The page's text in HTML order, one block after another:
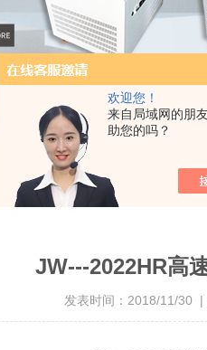
欢迎您！
来自局域网的朋
助您的吗？
JW---2022HR高
发表时间：2018/11/30